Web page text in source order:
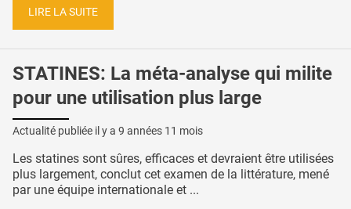
LIRE LA SUITE
STATINES: La méta-analyse qui milite
pour une utilisation plus large
Actualité publiée il y a 9 années 11 mois
Les statines sont sûres, efficaces et devraient être utilisées
plus largement, conclut cet examen de la littérature, mené
par une équipe internationale et ...